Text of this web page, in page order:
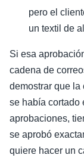
pero el
un textil de
Si esa
cadena de
demostrar que la
se había cortado
aprobaciones,
se aprobó
quiere hacer un